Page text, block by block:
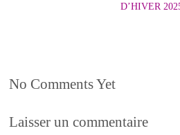
D’HIVER
No Comments Yet
Laisser un commentaire